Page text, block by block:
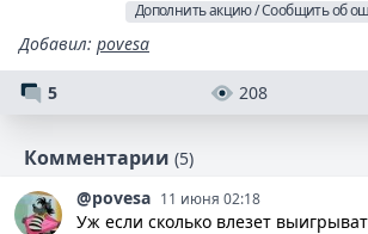
Дополнить акцию / Сообщить об
Добавил: povesa
5 208
Комментарии (5)
@povesa 11 июня 02:18
Уж если сколько влезет